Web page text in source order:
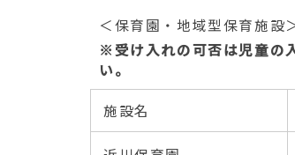
＜保育園・地域型保育
※受け入れの可否は児童の
い。
施設名